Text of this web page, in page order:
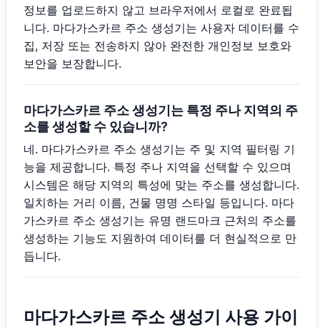
정보를 업로드하지 않고 브라우저에서 로컬로 완료됩
니다. 마다가스카르 주소 생성기는 사용자 데이터를 수
집, 저장 또는 전송하지 않아 완전한 개인정보 보호와
보안을 보장합니다.
마다가스카르 주소 생성기는 특정 주나 지역의 주
소를 생성할 수 있습니까?
네. 마다가스카르 주소 생성기는 주 및 지역 필터링 기
능을 제공합니다. 특정 주나 지역을 선택할 수 있으며
시스템은 해당 지역의 특성에 맞는 주소를 생성합니다.
일치하는 거리 이름, 건물 명명 스타일 등입니다. 마다
가스카르 주소 생성기는 유명 랜드마크 근처의 주소를
생성하는 기능도 지원하여 데이터를 더 현실적으로 만
듭니다.
마다가스카르 주소 생성기 사용 가이